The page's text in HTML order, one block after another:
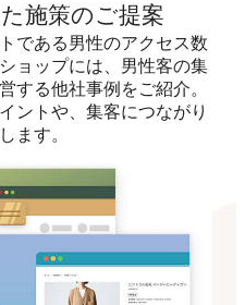
施策のご提案
である男性のアクセス数
ョップには、男性客の集
する他社事例をご紹介。
ントや、集客につながり
ます。